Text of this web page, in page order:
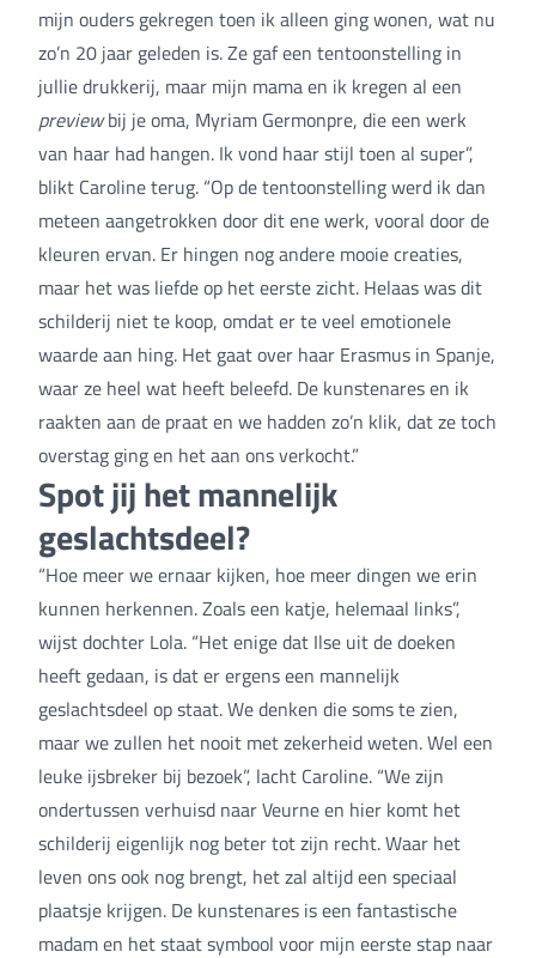
mijn ouders gekregen toen ik alleen ging wonen, wat nu
zo’n 20 jaar geleden is. Ze gaf een tentoonstelling in
jullie drukkerij, maar mijn mama en ik kregen al een
previewbij je oma, Myriam Germonpre, die een werk
van haar had hangen. Ik vond haar stijl toen al super”,
blikt Caroline terug. “Op de tentoonstelling werd ik dan
meteen aangetrokken door dit ene werk, vooral door de
kleuren ervan. Er hingen nog andere mooie creaties,
maar het was liefde op het eerste zicht. Helaas was dit
schilderij niet te koop, omdat er te veel emotionele
waarde aan hing. Het gaat over haar Erasmus in Spanje,
waar ze heel wat heeft beleefd. De kunstenares en ik
raakten aan de praat en we hadden zo’n klik, dat ze toch
overstag ging en het aan ons verkocht.”
Spot jij het mannelijk
geslachtsdeel?
“Hoe meer we ernaar kijken, hoe meer dingen we erin
kunnen herkennen. Zoals een katje, helemaal links”,
wijst dochter Lola. “Het enige dat Ilse uit de doeken
heeft gedaan, is dat er ergens een mannelijk
geslachtsdeel op staat. We denken die soms te zien,
maar we zullen het nooit met zekerheid weten. Wel een
leuke ijsbreker bij bezoek”, lacht Caroline. “We zijn
ondertussen verhuisd naar Veurne en hier komt het
schilderij eigenlijk nog beter tot zijn recht. Waar het
leven ons ook nog brengt, het zal altijd een speciaal
plaatsje krijgen. De kunstenares is een fantastische
madam en het staat symbool voor mijn eerste stap naar